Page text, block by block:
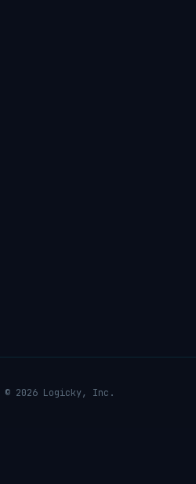
© 2026 Logicky, Inc.